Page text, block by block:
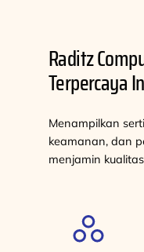
Raditz
Terpercaya
Menampilkan
keamanan, dan
menjamin